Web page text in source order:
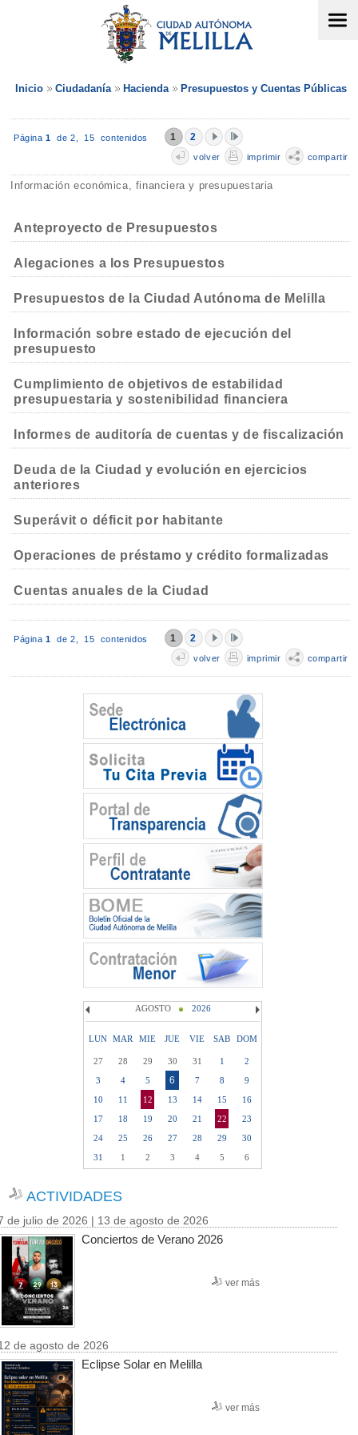
Inicio Ciudadanía Hacienda Presupuestos y Cuentas Públicas
Página 1 de 2, 15 contenidos 1 2
volver imprimir compartir
Información económica, financiera y presupuestaria
Anteproyecto de Presupuestos
Alegaciones a los Presupuestos
Presupuestos de la Ciudad Autónoma de Melilla
Información sobre estado de ejecución del
presupuesto
Cumplimiento de objetivos de estabilidad
presupuestaria y sostenibilidad financiera
Informes de auditoría de cuentas y de fiscalización
Deuda de la Ciudad y evolución en ejercicios
anteriores
Superávit o déficit por habitante
Operaciones de préstamo y crédito formalizadas
Cuentas anuales de la Ciudad
Página 1 de 2, 15 contenidos 1 2
volver imprimir compartir
AGOSTO 2026
LUN MAR MIE JUE VIE SAB DOM
27 28 29 30 31 1
2
3
4 5 6 7 8
9
10
11 12 13 14 15
16
17
18 19 20 21 22
23
24
25 26 27 28 29
30
31
1 2 3 4 5 6
ACTIVIDADES
de julio de 2026 | 13 de agosto de 2026
Conciertos de Verano 2026
ver más
de agosto de 2026
Eclipse Solar en Melilla
ver más